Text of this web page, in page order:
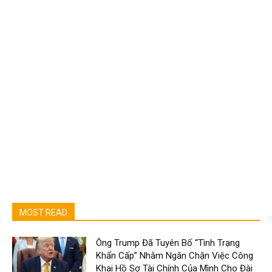
MOST READ
Ông Trump Đã Tuyên Bố “Tình Trạng
Khẩn Cấp” Nhằm Ngăn Chặn Việc Công
Khai Hồ Sơ Tài Chính Của Mình Cho Đài